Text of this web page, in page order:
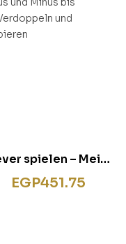
spielen – Meine
große
Box –
EGP451.75